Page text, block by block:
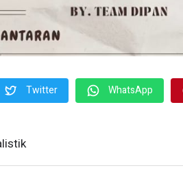
Twitter WhatsApp